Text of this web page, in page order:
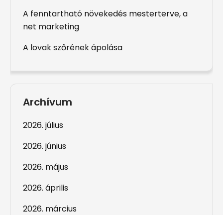
A fenntartható növekedés mesterterve, a
net marketing
A lovak szőrének ápolása
Archívum
2026. július
2026. június
2026. május
2026. április
2026. március